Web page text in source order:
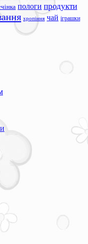
пологи продукти
хропіння чай іграшки